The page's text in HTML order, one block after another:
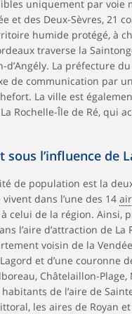
uniquement par voie
et des Deux-Sèvres, 21
humide protégé, à
traverse la
d’Angély. La préfecture
de communication par
La ville est
Rochelle-Île de Ré, qui
l’influence de
de population est la
dans l’une des 14
celui de la région. Ainsi,
l’aire d’attraction de
voisin de la
et d’une couronne
Châtelaillon-
de l’aire de
les aires de Royan